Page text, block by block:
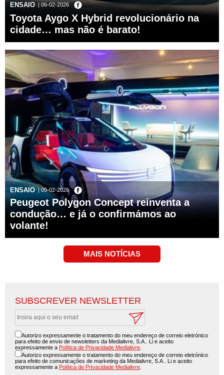
ENSAIO | 06-02-2026
Toyota Aygo X Hybrid revolucionário na
cidade… mas não é barato!
ENSAIO | 05-02-2026
Peugeot Polygon Concept reinventa a
condução… e já o confirmámos ao
volante!
SUBSCREVER NEWSLETTER
Autorizo expressamente o tratamento do meu endereço de correio eletrónico
para efeito de envio de newsletters da Medialivre, S.A.. Li e aceito
expressamente a Política de Privacidade Medialivre
Autorizo expressamente o tratamento do meu endereço de correio eletrónico
para efeito de comunicações de marketing da Medialivre, S.A.. Li e aceito
expressamente a Política de Privacidade Medialivre